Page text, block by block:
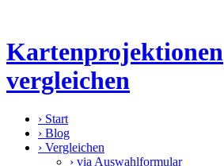
Kartenprojektionen
vergleichen
› Start
› Blog
› Vergleichen
› via Auswahlformular